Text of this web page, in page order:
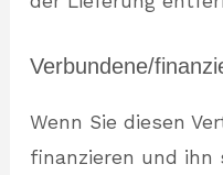
Verbundene/
Wenn Sie diesen
finanzieren und ihn